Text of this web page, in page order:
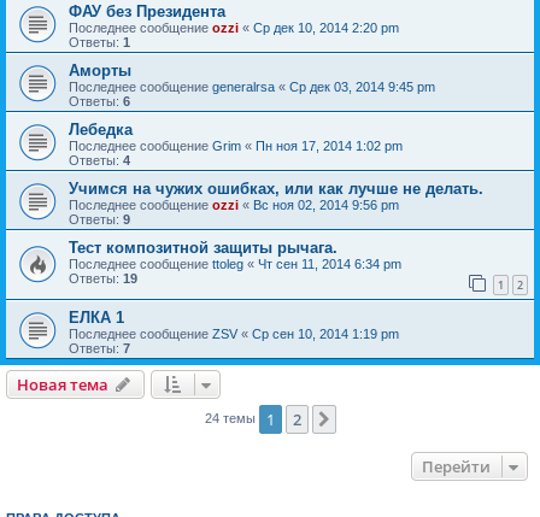
ФАУ без Президента
Последнее сообщение ozzi « Ср дек 10, 2014 2:20 pm
Ответы: 1
Аморты
Последнее сообщение generalrsa « Ср дек 03, 2014 9:45 pm
Ответы: 6
Лебедка
Последнее сообщение Grim « Пн ноя 17, 2014 1:02 pm
Ответы: 4
Учимся на чужих ошибках, или как лучше не делать.
Последнее сообщение ozzi « Вс ноя 02, 2014 9:56 pm
Ответы: 9
Тест композитной защиты рычага.
Последнее сообщение ttoleg « Чт сен 11, 2014 6:34 pm
Ответы: 19 1 2
ЕЛКА 1
Последнее сообщение ZSV « Ср сен 10, 2014 1:19 pm
Ответы: 7
Новая тема
24 темы 1 2
Перейти